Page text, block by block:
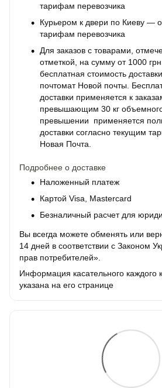
тарифам перевозчика
Курьером к двери по Киеву —
тарифам перевозчика
Для заказов с товарами,
отметкой, на сумму от 1000
бесплатная стоимость
почтомат Новой почты.
доставки применяется к
превышающим 30 кг
превышении применяется
доставки согласно текущим
Новая Почта.
Подробнее о доставке
Наложенный платеж
Картой Visa, Mastercard
Безналичный расчет для
Вы всегда можете обменять или
14 дней в соответствии с Законом
прав потребителей».
Информация касательного каждого
указана на его странице